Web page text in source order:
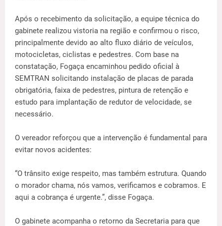
Após o recebimento da solicitação, a equipe técnica do
gabinete realizou vistoria na região e confirmou o risco,
principalmente devido ao alto fluxo diário de veículos,
motocicletas, ciclistas e pedestres. Com base na
constatação, Fogaça encaminhou pedido oficial à
SEMTRAN solicitando instalação de placas de parada
obrigatória, faixa de pedestres, pintura de retenção e
estudo para implantação de redutor de velocidade, se
necessário.
O vereador reforçou que a intervenção é fundamental para
evitar novos acidentes:
“O trânsito exige respeito, mas também estrutura. Quando
o morador chama, nós vamos, verificamos e cobramos. E
aqui a cobrança é urgente.”, disse Fogaça.
O gabinete acompanha o retorno da Secretaria para que